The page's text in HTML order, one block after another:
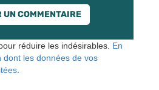
réduire les indésirables. En
dont les données de vos
.